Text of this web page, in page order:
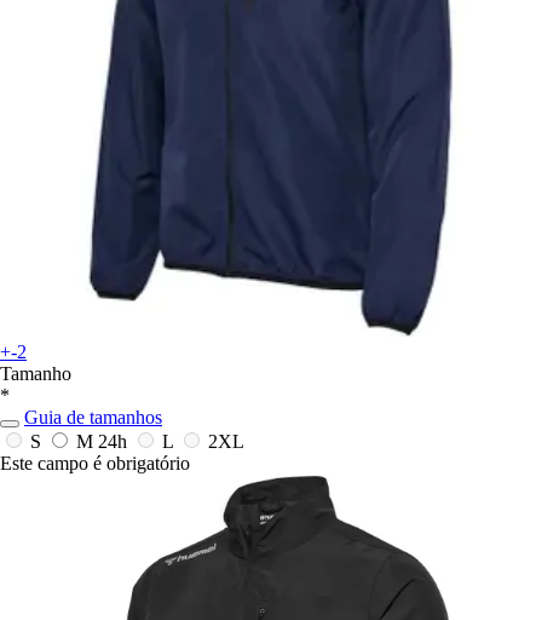
+-2
Tamanho
*
Guia de tamanhos
S
M 24h L
2XL
Este campo é obrigatório